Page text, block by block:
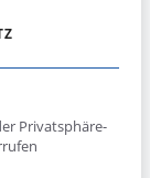
Privatsphäre-